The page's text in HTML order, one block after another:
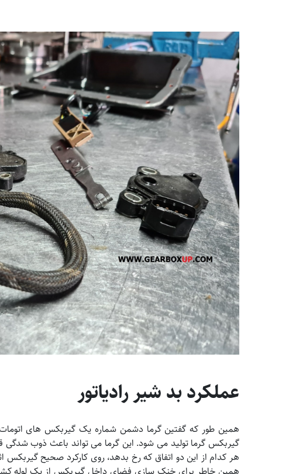
عملکرد بد شیر رادیاتور
همین طور که گفتین گرما دشمن شماره یک گیربکس های
گیربکس گرما تولید می شود. این گرما می تواند باعث ذوب
هر کدام از این دو اتفاق که رخ بدهد، روی کارکرد صحیح